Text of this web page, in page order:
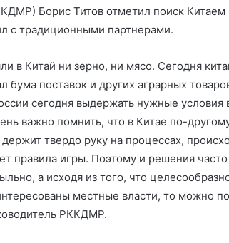
Борис Титов отметил поиск Китаем
с традиционными партнерами.
в Китай ни зерно, ни мясо. Сегодня
бума поставок и других аграрных
сегодня выдержать нужные условия
важно помнить, что в Китае по-
твердо руку на процессах,
правила игры. Поэтому и решения
а исходя из того, что
местные власти, то можно
РККДМР.